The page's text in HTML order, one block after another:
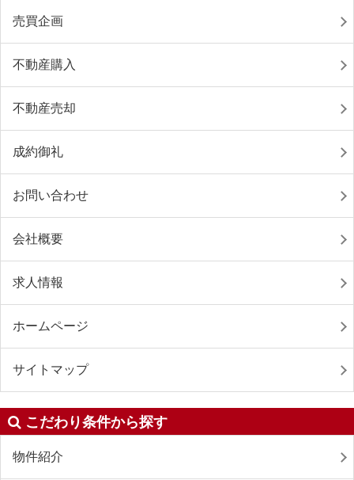
売買企画
不動産購入
不動産売却
成約御礼
お問い合わせ
会社概要
求人情報
ホームページ
サイトマップ
こだわり条件から探す
物件紹介